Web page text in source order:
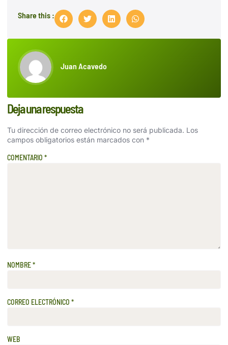
Share this :
Juan Acavedo
Deja una respuesta
Tu dirección de correo electrónico no será publicada. Los
campos obligatorios están marcados con *
COMENTARIO *
NOMBRE*
CORREO ELECTRÓNICO *
WEB